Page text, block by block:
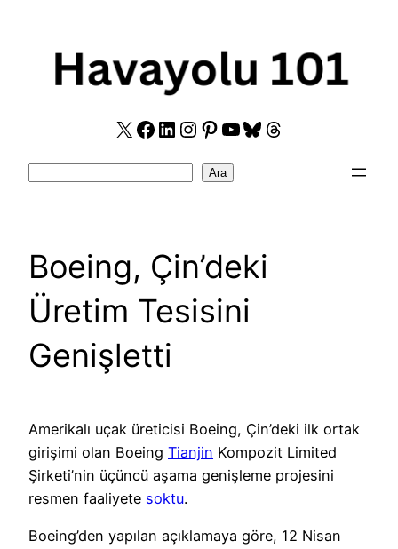
X Facebook
LinkedIn
Instagram
Pinterest
YouTube
Bluesky
Threads
Ara
Boeing, Çin’deki
Üretim Tesisini
Genişletti
Amerikalı uçak üreticisi Boeing, Çin’deki ilk ortak
girişimi olan Boeing Tianjin Kompozit Limited
Şirketi’nin üçüncü aşama genişleme projesini
resmen faaliyete soktu.
Boeing’den yapılan açıklamaya göre, 12 Nisan